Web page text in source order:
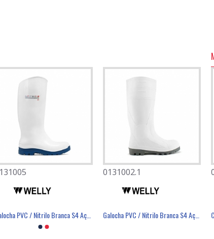
Galocha PVC / Nitrilo Branca S4 Aço SRC - THE WELLY
0131002.1
Galocha PVC / Nitrilo Branca S4 Aço SRC - THE WELLY
Luva Poliéster Revestimento Látex Preto - GLOVA
0501082
Máscara Descartável FFP3 Com Válvula - FIELD